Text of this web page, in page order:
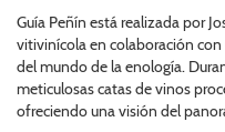
Guía Peñín está realizada por
vitivinícola en colaboración
del mundo de la enología.
meticulosas catas de vinos
ofreciendo una visión del